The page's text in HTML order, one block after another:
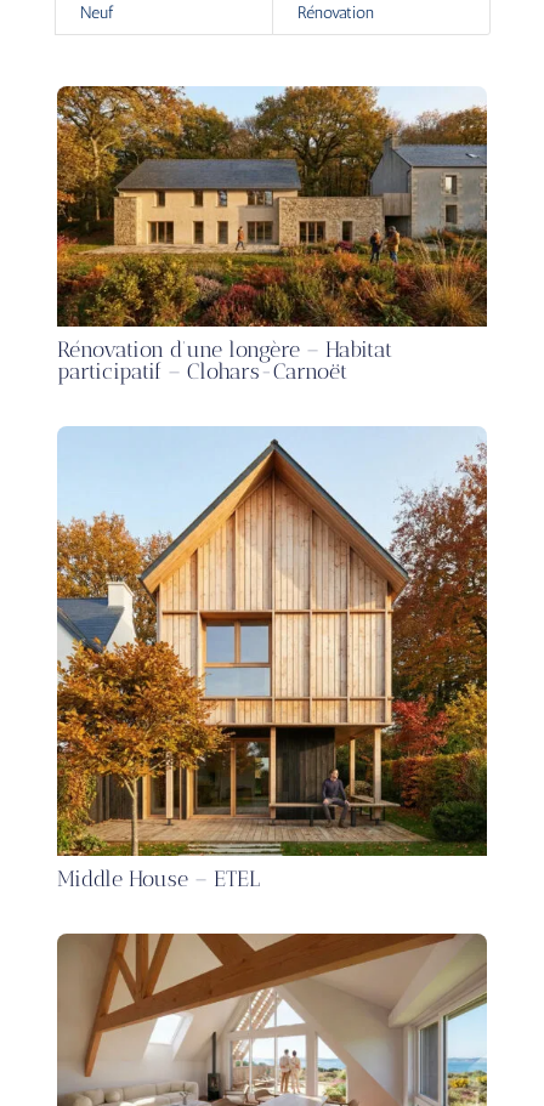
Neuf Rénovation
Rénovation d’une longère – Habitat
participatif – Clohars-Carnoët
Middle House – ETEL